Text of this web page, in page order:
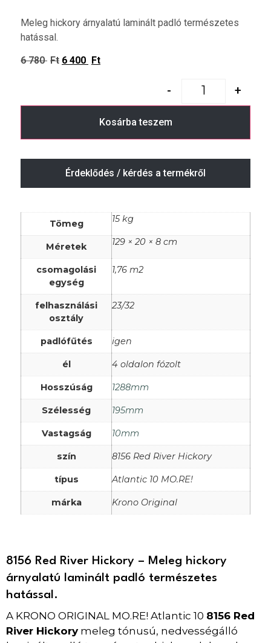
Meleg hickory árnyalatú laminált padló természetes
hatással.
6 780 Ft 6 400 Ft
- +
Kosárba teszem
Érdeklődés / kérdés a termékről
Tömeg 15 kg
Méretek 129 × 20 × 8 cm
csomagolási
egység
1,76 m2
felhasználási
osztály
23/32
padlófűtés igen
él 4 oldalon fózolt
Hosszúság 1288mm
Szélesség 195mm
Vastagság 10mm
szín 8156 Red River Hickory
típus Atlantic 10 MO.RE!
márka Krono Original
8156 Red River Hickory – Meleg hickory
árnyalatú laminált padló természetes
hatással.
A KRONO ORIGINAL MO.RE! Atlantic 10 8156 Red
River Hickorymeleg tónusú, nedvességálló